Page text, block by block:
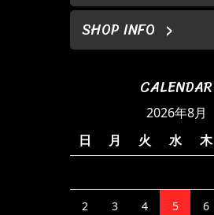
SHOP INFO
CALENDAR
2026年8月
日
月 火 水 木
2 3 4 5 6